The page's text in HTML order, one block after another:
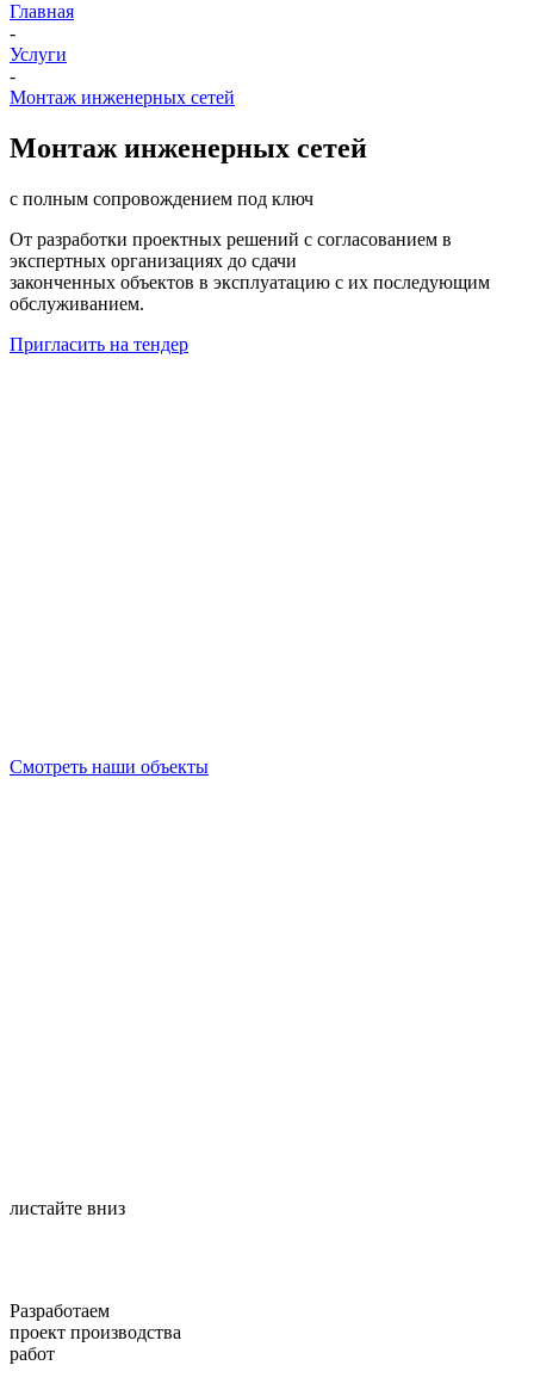
Главная
-
Услуги
-
Монтаж инженерных сетей
Монтаж инженерных сетей
с полным сопровождением под ключ
От разработки проектных решений с согласованием в
экспертных организациях до сдачи
законченных объектов в эксплуатацию с их последующим
обслуживанием.
Пригласить на тендер
Смотреть наши объекты
листайте вниз
Разработаем
проект производства
работ